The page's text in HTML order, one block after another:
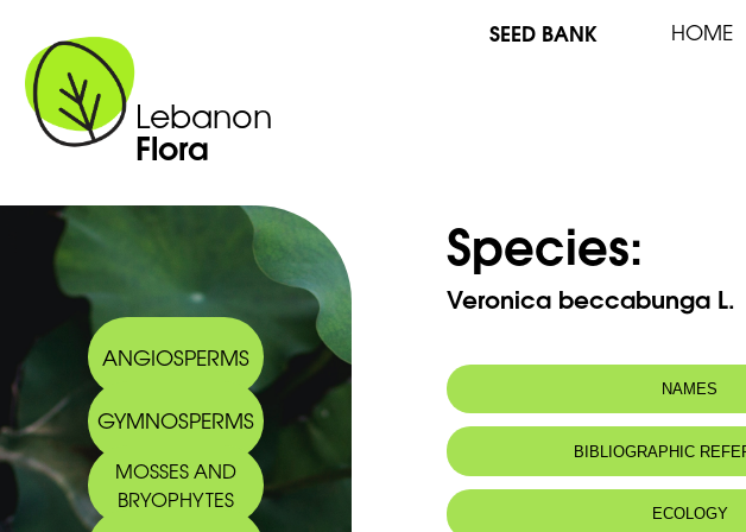
Lebanon
Flora
SEED BANK HOME
ANGIOSPERMS
GYMNOSPERMS
MOSSES AND
BRYOPHYTES
Species:
Veronica beccabunga L.
NAMES
BIBLIOGRAPHIC
ECOLOGY